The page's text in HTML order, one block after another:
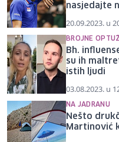
nasjedajte
20.09.2023. u
BROJNE
Bh.
su ih
istih ljudi
03.08.2023. u
NA JADRANU
Nešto
Martinović